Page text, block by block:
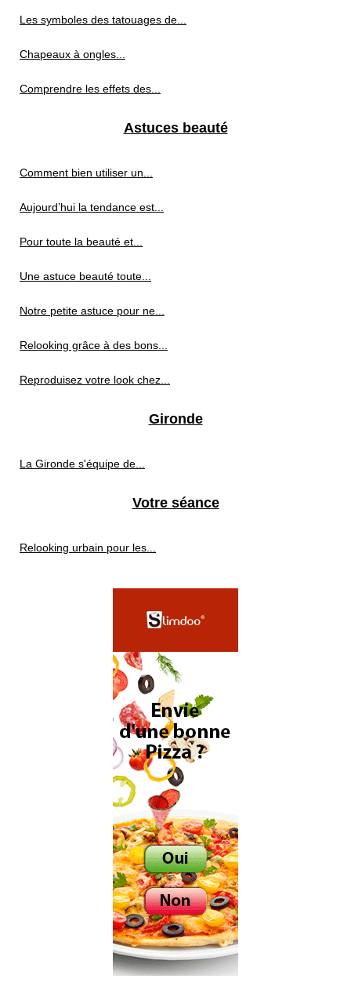
Les symboles des tatouages de...
Chapeaux à ongles...
Comprendre les effets des...
Astuces beauté
Comment bien utiliser un...
Aujourd’hui la tendance est...
Pour toute la beauté et...
Une astuce beauté toute...
Notre petite astuce pour ne...
Relooking grâce à des bons...
Reproduisez votre look chez...
Gironde
La Gironde s'équipe de...
Votre séance
Relooking urbain pour les...